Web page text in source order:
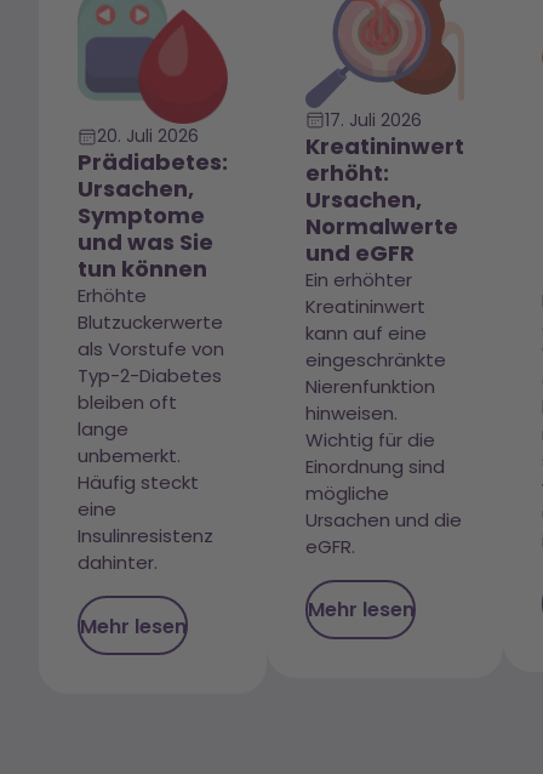
20. Juli 2026
Prädiabetes:
Ursachen,
Symptome
und was Sie
tun können
Erhöhte
Blutzuckerwerte
als Vorstufe von
Typ-2-Diabetes
bleiben oft
lange
unbemerkt.
Häufig steckt
eine
Insulinresistenz
dahinter.
Mehr lesen
17. Juli 2026
Kreatininwert
erhöht:
Ursachen,
Normalwerte
und eGFR
Ein erhöhter
Kreatininwert
kann auf eine
eingeschränkte
Nierenfunktion
hinweisen.
Wichtig für die
Einordnung sind
mögliche
Ursachen und die
eGFR.
Mehr lesen